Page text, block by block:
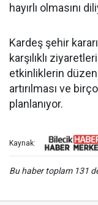
hayırlı olmasını
Kardeş şehir
karşılıklı
etkinliklerin
artırılması ve
planlanıyor.
Kaynak:
Bu haber toplam 131